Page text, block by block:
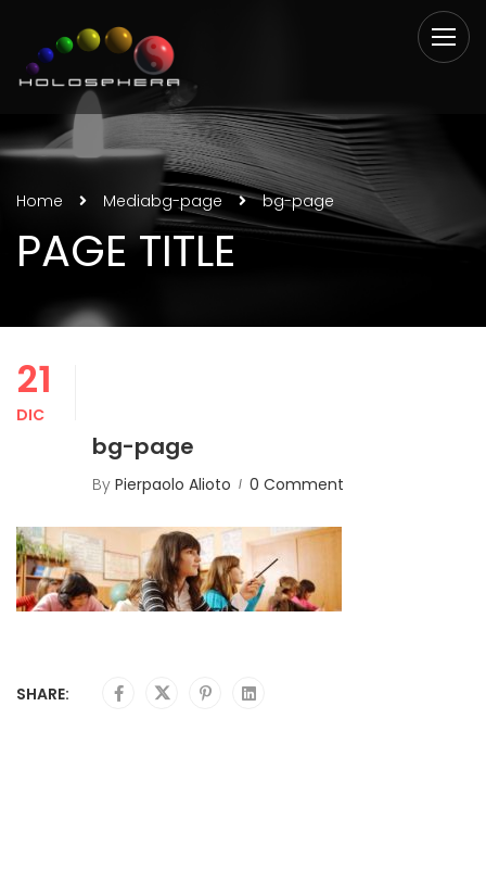
Home Mediabg-page bg-page
PAGE TITLE
21
DIC
bg-page
By Pierpaolo Alioto 0 Comment
SHARE: